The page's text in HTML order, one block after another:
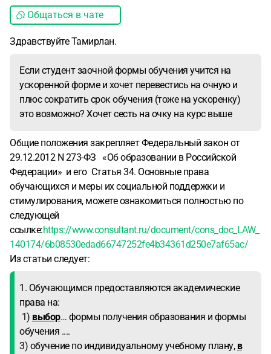
Общаться в чате
Здравствуйте Тамирлан.
Если студент заочной формы обучения учится на
ускоренной форме и хочет перевестись на очную и
плюс сократить срок обучения (тоже на ускоренку)
это возможно? Хочет сесть на очку на курс выше
Общие положения закрепляет Федеральный закон от
29.12.2012 N 273-ФЗ «Об образовании в Российской
Федерации» и его Статья 34. Основные права
обучающихся и меры их социальной поддержки и
стимулирования, можете ознакомиться полностью по
следующей
ссылке:https://www.consultant.ru/document/cons_doc_LAW_
140174/6b08530edad66747252fe4b34361d250e7af65ac/
Из статьи следует:
1. Обучающимся предоставляются академические
права на:
1) выбор… формы получения образования и формы
обучения ....
3) обучение по индивидуальному учебному плану, в